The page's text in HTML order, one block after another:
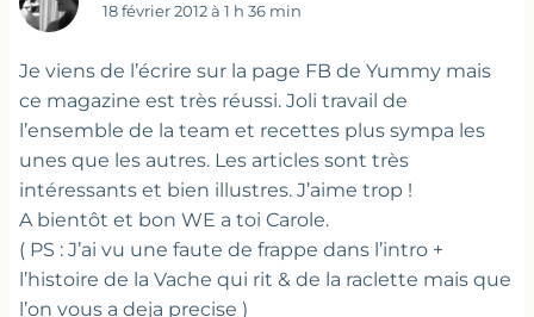
18 février 2012 à 1 h 36 min
Je viens de l’écrire sur la page FB de Yummy mais
ce magazine est très réussi. Joli travail de
l’ensemble de la team et recettes plus sympa les
unes que les autres. Les articles sont très
intéressants et bien illustres. J’aime trop !
A bientôt et bon WE a toi Carole.
( PS : J’ai vu une faute de frappe dans l’intro +
l’histoire de la Vache qui rit & de la raclette mais que
l’on vous a deja precise )